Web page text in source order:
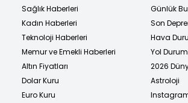
Sağlık Haberleri
Kadın Haberleri
Teknoloji Haberleri
Memur ve Emekli Haberleri
Altın Fiyatları
Dolar Kuru
Euro Kuru
Günlük
Son
Hava
Yol
2026
Astroloji